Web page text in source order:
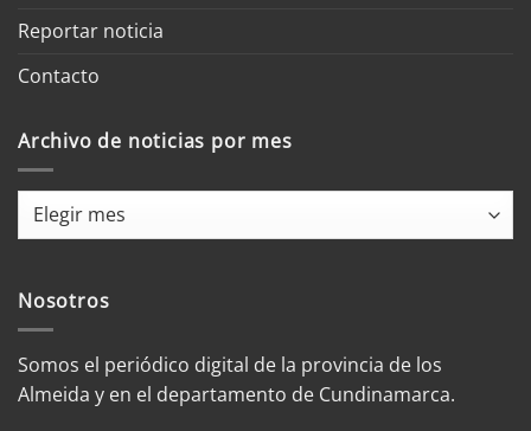
Reportar noticia
Contacto
Archivo de noticias por mes
Archivo
mes
Nosotros
Somos el periódico digital de la provincia de los
Almeida y en el departamento de Cundinamarca.